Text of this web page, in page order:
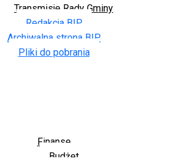
Transmisje Rady Gminy
Redakcja BIP
Archiwalna strona BIP
Pliki do pobrania
Finanse
Budżet